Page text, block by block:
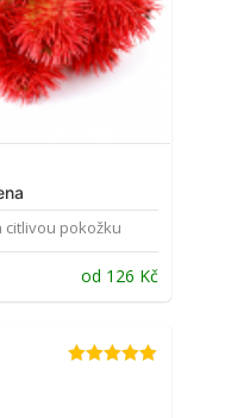
pokožku
od 126 Kč